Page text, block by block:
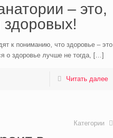
– это,
к пониманию, что здоровье – это
о здоровье лучше не тогда, […]
Читать далее
Категории